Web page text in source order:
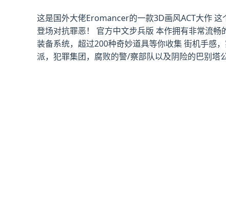
这是国外大佬Eromancer的一款3D画风ACT大作
登场对抗罪恶！ 官方中文步兵版 本作拥有非常流
装备系统，超过200种奇妙道具等你收集 街机手感
派，犯罪集团，腐败的警/察部队以及阴险的巴别塔